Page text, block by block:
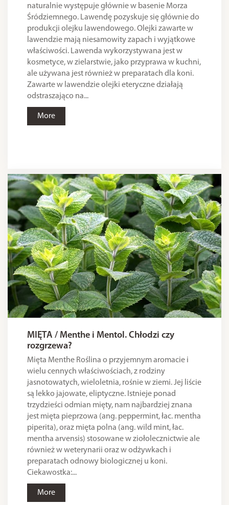
naturalnie występuje głównie w basenie Morza
Śródziemnego. Lawendę pozyskuje się głównie do
produkcji olejku lawendowego. Olejki zawarte w
lawendzie mają niesamowity zapach i wyjątkowe
właściwości. Lawenda wykorzystywana jest w
kosmetyce, w zielarstwie, jako przyprawa w kuchni,
ale używana jest również w preparatach dla koni.
Zawarte w lawendzie olejki eteryczne działają
odstraszająco na...
More
MIĘTA / Menthe i Mentol. Chłodzi czy
rozgrzewa?
Mięta Menthe Roślina o przyjemnym aromacie i
wielu cennych właściwościach, z rodziny
jasnotowatych, wieloletnia, rośnie w ziemi. Jej liście
są lekko jajowate, eliptyczne. Istnieje ponad
trzydzieści odmian mięty, nam najbardziej znana
jest mięta pieprzowa (ang. peppermint, łac. mentha
piperita), oraz mięta polna (ang. wild mint, łac.
mentha arvensis) stosowane w ziołolecznictwie ale
również w weterynarii oraz w odżywkach i
preparatach odnowy biologicznej u koni.
Ciekawostka:...
More